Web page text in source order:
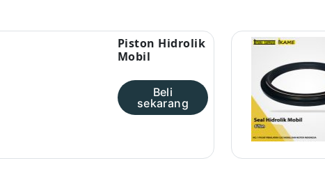
Piston Hidrolik
Mobil
Beli
sekarang